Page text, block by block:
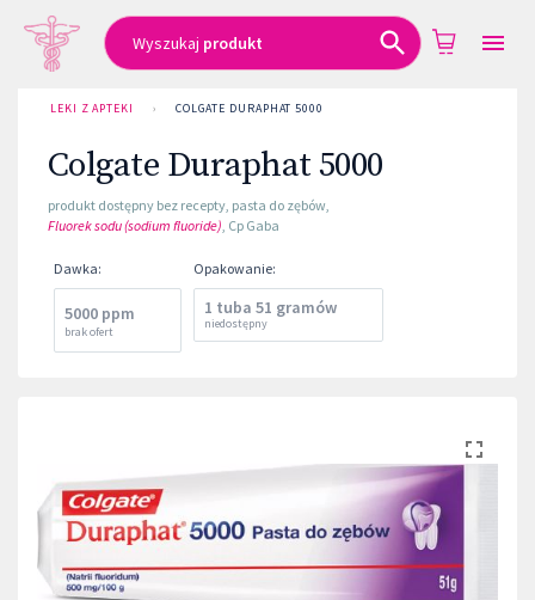
Wyszukaj produkt
LEKI Z APTEKI › COLGATE DURAPHAT 5000
Colgate Duraphat 5000
produkt dostępny bez recepty, pasta do zębów,
Fluorek sodu (sodium fluoride), Cp Gaba
Dawka:
5000 ppm
brak ofert
Opakowanie:
1 tuba 51 gramów
niedostępny